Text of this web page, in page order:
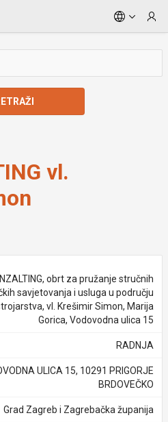
vl.
obrt za pružanje stručnih
savjetovanja i usluga u području
vl. Krešimir Simon, Marija
Gorica, Vodovodna ulica 15
RADNJA
ULICA 15, 10291 PRIGORJE
BRDOVEČKO
Grad Zagreb i Zagrebačka županija